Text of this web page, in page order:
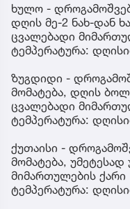
ხულო -
დღის მე-2 ნახ-დან
ცვალებადი
ტემპერატურა:
ზუგდიდი -
მომატება, დღის
ცვალებადი
ტემპერატურა:
ქუთაისი -
მომატება,
მიმართულების ქარი
ტემპერატურა: